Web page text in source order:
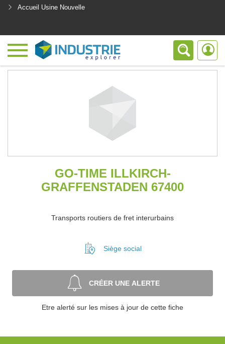
Accueil Usine Nouvelle
GO-TIME ILLKIRCH-
GRAFFENSTADEN 67400
Transports routiers de fret interurbains
Siège social
CRÉER UNE ALERTE
Etre alerté sur les mises à jour de cette fiche